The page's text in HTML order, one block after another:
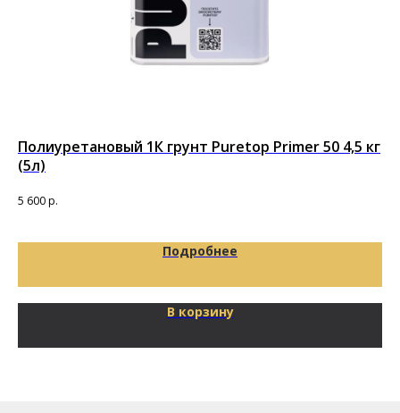
Полиуретановый 1К грунт Puretop Primer 50 4,5 кг
(5л)
5 600р.
Подробнее
В корзину